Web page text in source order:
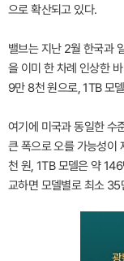
으로 확산되고 있다.
밸브는 지난 2월 한국과
을 이미 한 차례 인상한
9만 8천 원으로, 1TB 모
여기에 미국과 동일한 수
큰 폭으로 오를 가능성이
천 원, 1TB 모델은 약
교하면 모델별로 최소